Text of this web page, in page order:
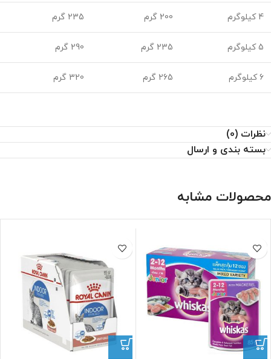
4 کیلوگرم 200 گرم 235 گرم
5 کیلوگرم 235 گرم 290 گرم
6 کیلوگرم 265 گرم 320 گرم
نظرات (0)
بسته بندی و ارسال
محصولات مشابه